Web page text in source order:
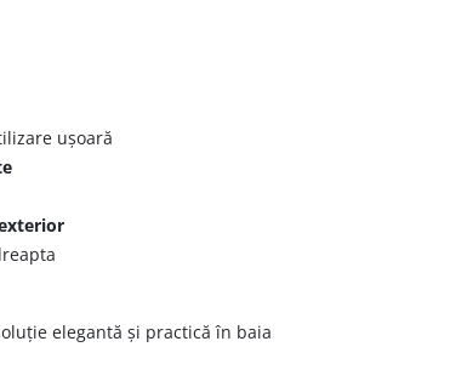
ușoară
elegantă și practică în baia